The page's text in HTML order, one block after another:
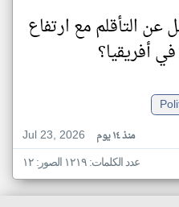
التأقلم مع ارتفاع
أفريقيا؟
Jul 23, 2026
منذ ١٤ يوم
عدد الكلمات: ١٢١٩ الصور: ١٢